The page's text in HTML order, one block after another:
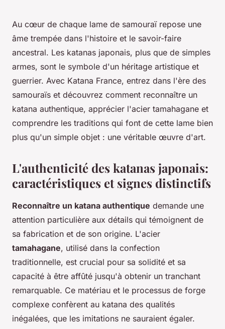
Au cœur de chaque lame de samouraï repose une
âme trempée dans l'histoire et le savoir-faire
ancestral. Les katanas japonais, plus que de simples
armes, sont le symbole d'un héritage artistique et
guerrier. Avec Katana France, entrez dans l'ère des
samouraïs et découvrez comment reconnaître un
katana authentique, apprécier l'acier tamahagane et
comprendre les traditions qui font de cette lame bien
plus qu'un simple objet : une véritable œuvre d'art.
L'authenticité des katanas japonais:
caractéristiques et signes distinctifs
Reconnaître un katana authentique demande une
attention particulière aux détails qui témoignent de
sa fabrication et de son origine. L'acier
tamahagane, utilisé dans la confection
traditionnelle, est crucial pour sa solidité et sa
capacité à être affûté jusqu'à obtenir un tranchant
remarquable. Ce matériau et le processus de forge
complexe confèrent au katana des qualités
inégalées, que les imitations ne sauraient égaler.